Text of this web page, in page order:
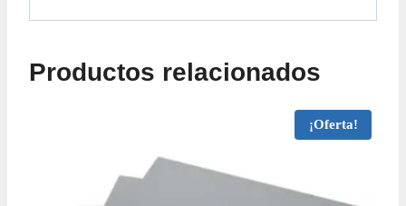
Productos relacionados
¡Oferta!